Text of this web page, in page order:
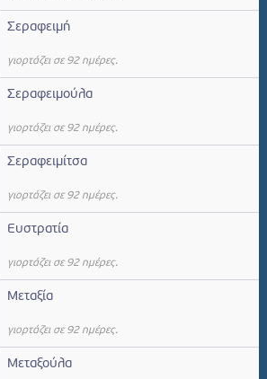
Σεραφειμή
γιορτάζει σε 92 ημέρες.
Σεραφειμούλα
γιορτάζει σε 92 ημέρες.
Σεραφειμίτσα
γιορτάζει σε 92 ημέρες.
Ευστρατία
γιορτάζει σε 92 ημέρες.
Μεταξία
γιορτάζει σε 92 ημέρες.
Μεταξούλα